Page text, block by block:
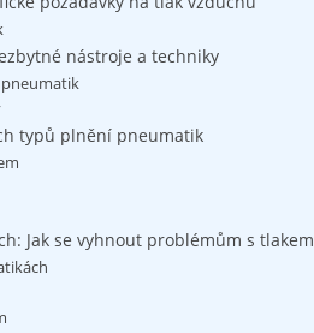
nástroje a techniky
typů plnění pneumatik
Jak se vyhnout problémům s tlakem